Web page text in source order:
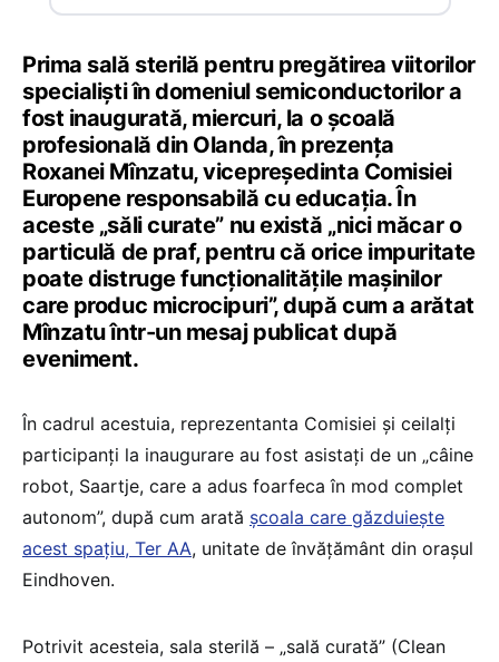
Prima sală sterilă pentru pregătirea viitorilor
specialiști în domeniul semiconductorilor a
fost inaugurată, miercuri, la o școală
profesională din Olanda, în prezența
Roxanei Mînzatu, vicepreședinta Comisiei
Europene responsabilă cu educația. În
aceste „săli curate” nu există „nici măcar o
particulă de praf, pentru că orice impuritate
poate distruge funcționalitățile mașinilor
care produc microcipuri”, după cum a arătat
Mînzatu într-un mesaj publicat după
eveniment.
În cadrul acestuia, reprezentanta Comisiei și ceilalți
participanți la inaugurare au fost asistați de un „câine
robot, Saartje, care a adus foarfeca în mod complet
autonom”, după cum arată școala care găzduiește
acest spațiu, Ter AA, unitate de învățământ din orașul
Eindhoven.
Potrivit acesteia, sala sterilă – „sală curată” (Clean